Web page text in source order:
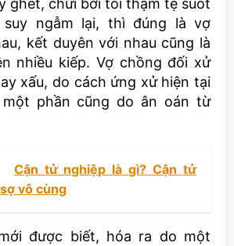
ghét, chửi bới tôi thậm tệ suốt
suy ngẫm lại, thì đúng là vợ
kết duyên với nhau cũng là
nhiều kiếp. Vợ chồng đối xử
xấu, do cách ứng xử hiện tại
phần cũng do ân oán từ
Cận tử nghiệp là gì? Cận tử
vô cùng
được biết, hóa ra do một